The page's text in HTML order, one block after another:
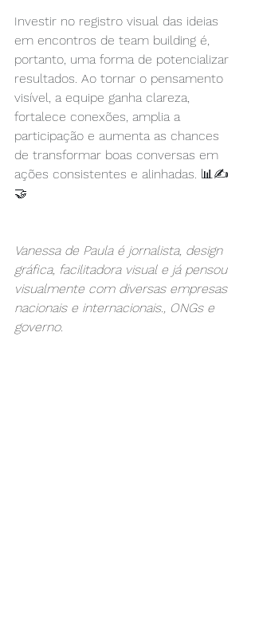
Investir no registro visual das ideias
em encontros de team building é,
portanto, uma forma de potencializar
resultados. Ao tornar o pensamento
visível, a equipe ganha clareza,
fortalece conexões, amplia a
participação e aumenta as chances
de transformar boas conversas em
ações consistentes e alinhadas. 📊✍️
🤝
Vanessa de Paula é jornalista, design
gráfica, facilitadora visual e já pensou
visualmente com diversas empresas
nacionais e internacionais., ONGs e
governo.